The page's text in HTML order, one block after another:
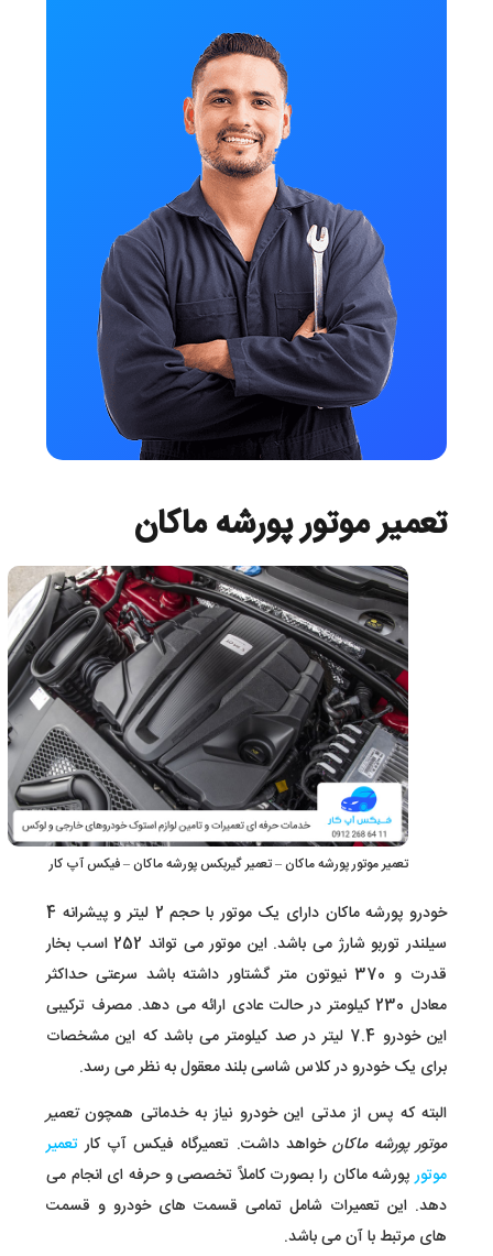
تعمیر موتور پورشه ماکان
تعمیر موتور پورشه ماکان – تعمیر گیربکس پورشه ماکان – فیکس آپ کار
خودرو پورشه ماکان دارای یک موتور با حجم 2 لیتر و پیشرانه 4
سیلندر توربو شارژ می باشد. این موتور می تواند 252 اسب بخار
قدرت و 370 نیوتون متر گشتاور داشته باشد سرعتی حداکثر
معادل 230 کیلومتر در حالت عادی ارائه می دهد. مصرف ترکیبی
این خودرو 7.4 لیتر در صد کیلومتر می باشد که این مشخصات
برای یک خودرو در کلاس شاسی بلند معقول به نظر می رسد.
البته که پس از مدتی این خودرو نیاز به خدماتی همچونتعمیر
موتور پورشه ماکان خواهد داشت. تعمیرگاه فیکس آپ کار تعمیر
موتورپورشه ماکان را بصورت کاملاً تخصصی و حرفه ای انجام می
دهد. این تعمیرات شامل تمامی قسمت های خودرو و قسمت
های مرتبط با آن می باشد.